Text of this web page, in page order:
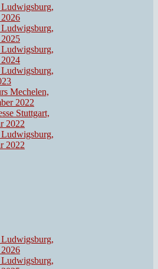
Mechelen,
2022
Stuttgart,
2022
2022